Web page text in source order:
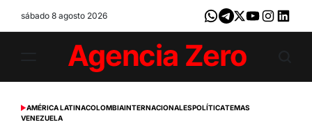
sábado 8 agosto 2026 Whatsapp
Telegram
X YoutubeInstagram
Zero
POSTED
AMÉRICA LATINACOLOMBIAINTERNACIONALESPOLÍTICATEMAS
VENEZUELA